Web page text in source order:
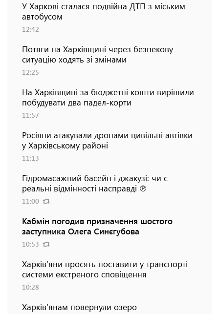
У Харкові сталася подвійна ДТП з міським
автобусом
12:42
Потяги на Харківщині через безпекову
ситуацію ходять зі змінами
12:25
На Харківщині за бюджетні кошти вирішили
побудувати два падел-корти
11:57
Росіяни атакували дронами цивільні автівки
у Харківському районі
11:13
Гідромасажний басейн і джакузі: чи є
реальні відмінності насправді ℗
11:00
Кабмін погодив призначення шостого
заступника Олега Синєгубова
10:53
Харків'яни просять поставити у транспорті
системи екстреного сповіщення
10:28
Харків'янам повернули озеро